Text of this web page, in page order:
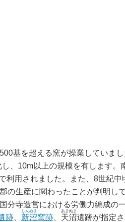
基を超える窯が操業していま
、10m以上の規模を有します。
利用されました。また、8世紀中
の生産に関わったことが判明して
分寺造営における労働力編成の
跡 新沼
しんぬま
窯跡 天沼
あまぬま
遺跡が指定